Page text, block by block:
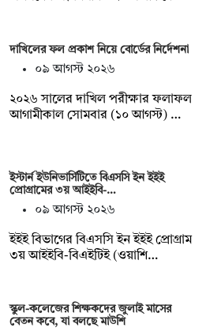
দাখিলের ফল প্রকাশ নিয়ে বোর্ডের নির্দেশনা
০৯ আগস্ট ২০২৬
২০২৬ সালের দাখিল পরীক্ষার ফলাফল
আগামীকাল সোমবার (১০ আগস্ট) …
ইস্টার্ন ইউনিভার্সিটিতে বিএসসি ইন ইইই
প্রোগ্রামের ৩য় আইইবি-…
০৯ আগস্ট ২০২৬
ইইই বিভাগের বিএসসি ইন ইইই প্রোগ্রাম
৩য় আইইবি-বিএইটিই (ওয়াশি…
স্কুল-কলেজের শিক্ষকদের জুলাই মাসের
বেতন কবে, যা বলছে মাউশি